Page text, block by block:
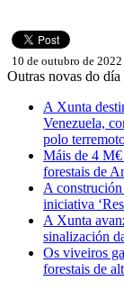
10 de outubro de 2022
Outras novas do día
A Xunta
Venezuela,
polo
Máis de 4 M€
forestais de
A construción
iniciativa
A Xunta
sinalización
Os viveiros
forestais de